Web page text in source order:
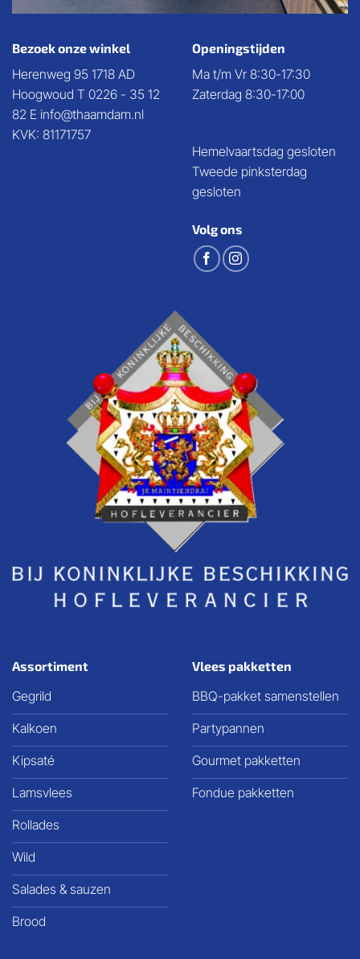
Bezoek onze winkel
Herenweg 95 1718 AD
Hoogwoud T 0226 - 35 12
82 E info@thaamdam.nl
KVK: 81171757
Openingstijden
Ma t/m Vr 8:30-17:30
Zaterdag 8:30-17:00
Hemelvaartsdag gesloten
Tweede pinksterdag
gesloten
Volg ons
Assortiment
Gegrild
Kalkoen
Kipsaté
Lamsvlees
Rollades
Wild
Salades & sauzen
Brood
Vlees pakketten
BBQ-pakket samenstellen
Partypannen
Gourmet pakketten
Fondue pakketten